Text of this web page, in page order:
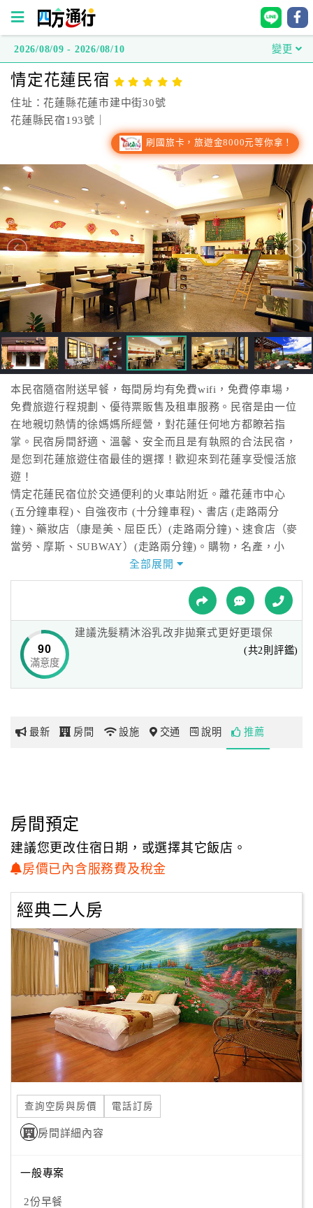
方
通
行
台
訂
房
直
接
跟
飯
店
訂
房
HOT
特
色
民
宿
球
網
玩
地
圖
顧
務
滿
意
訂
單
管
理
員
2026/08/09 - 2026/08/10 變更
情定花蓮民宿
住址：花蓮縣花蓮市建中街30號
花蓮縣民宿193號｜
刷國旅卡，旅遊金8000元等你拿！
本民宿隨宿附送早餐，每間房均有免費wifi，免費停車場，
免費旅遊行程規劃、優待票販售及租車服務。民宿是由一位
在地親切熱情的徐媽媽所經營，對花蓮任何地方都瞭若指
掌。民宿房間舒適、溫馨、安全而且是有執照的合法民宿，
是您到花蓮旅遊住宿最佳的選擇！歡迎來到花蓮享受慢活旅
遊！
情定花蓮民宿位於交通便利的火車站附近。離花蓮市中心
(五分鐘車程)、自強夜市 (十分鐘車程)、書店 (走路兩分
鐘)、藥妝店（康是美、屈臣氏）(走路兩分鐘)、速食店（麥
當勞、摩斯、SUBWAY）(走路兩分鐘)。購物，名產，小
吃…不管是買東西、吃東西， 讓您一次購足，便利性十足
情定花蓮民宿 歡迎您的到來!
全部展開
90
滿意度
建議洗髮精沐浴乳改非拋棄式更好更環保
(共2則評鑑)
最新 房間 設施 交通 說明 推薦
房間預定
建議您更改住宿日期，或選擇其它飯店。
房價已內含服務費及稅金
經典二人房
查詢空房與房價 電話訂房
房間詳細內容
一般專案
2份早餐